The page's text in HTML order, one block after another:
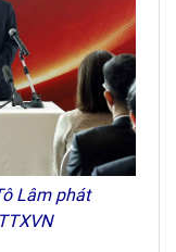
Lâm phát